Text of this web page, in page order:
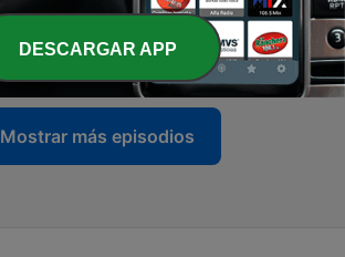
Mostrar más episodios
DESCARGAR APP